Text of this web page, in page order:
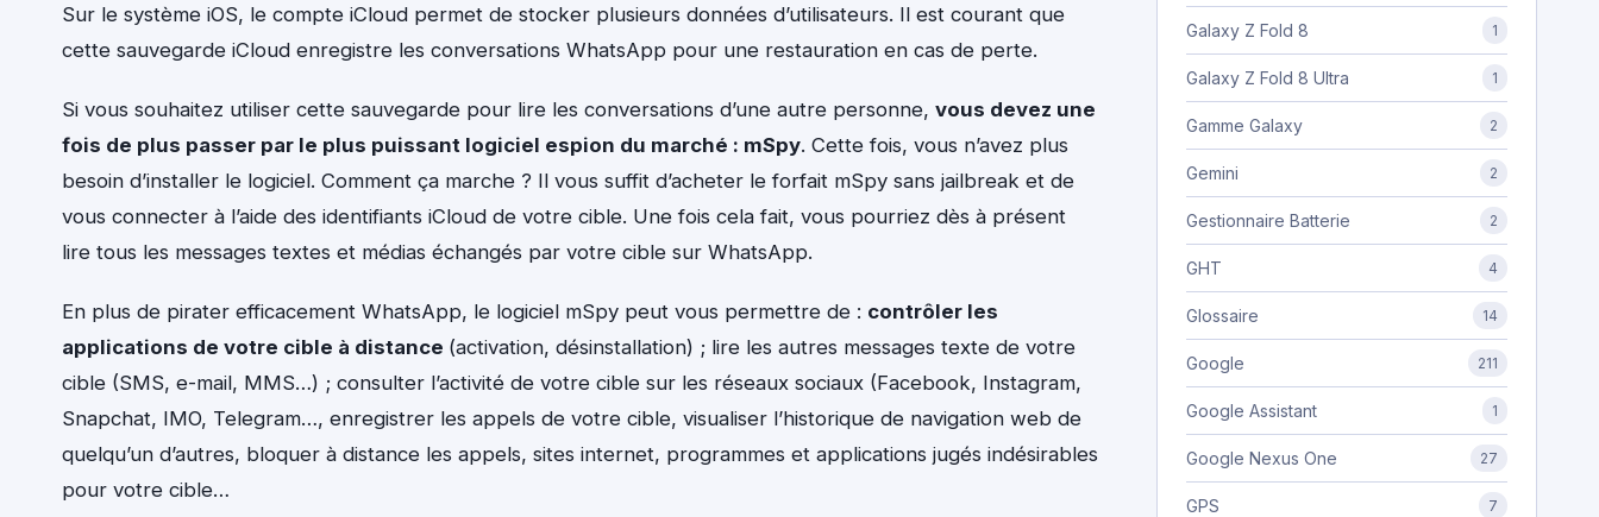
Sur le système iOS, le compte iCloud permet de stocker plusieurs données d’utilisateurs. Il est courant que
cette sauvegarde iCloud enregistre les conversations WhatsApp pour une restauration en cas de perte.
Si vous souhaitez utiliser cette sauvegarde pour lire les conversations d’une autre personne, vous devez une
fois de plus passer par le plus puissant logiciel espion du marché : mSpy. Cette fois, vous n’avez plus
besoin d’installer le logiciel. Comment ça marche ? Il vous suffit d’acheter le forfait mSpy sans jailbreak et de
vous connecter à l’aide des identifiants iCloud de votre cible. Une fois cela fait, vous pourriez dès à présent
lire tous les messages textes et médias échangés par votre cible sur WhatsApp.
En plus de pirater efficacement WhatsApp, le logiciel mSpy peut vous permettre de : contrôler les
applications de votre cible à distance (activation, désinstallation) ; lire les autres messages texte de votre
cible (SMS, e-mail, MMS…) ; consulter l’activité de votre cible sur les réseaux sociaux (Facebook, Instagram,
Snapchat, IMO, Telegram…, enregistrer les appels de votre cible, visualiser l’historique de navigation web de
quelqu’un d’autres, bloquer à distance les appels, sites internet, programmes et applications jugés indésirables
pour votre cible…
Galaxy Z Fold 8 1
Galaxy Z Fold 8 Ultra 1
Gamme Galaxy 2
Gemini 2
Gestionnaire Batterie 2
GHT 4
Glossaire 14
Google 211
Google Assistant 1
Google Nexus One 27
GPS 7